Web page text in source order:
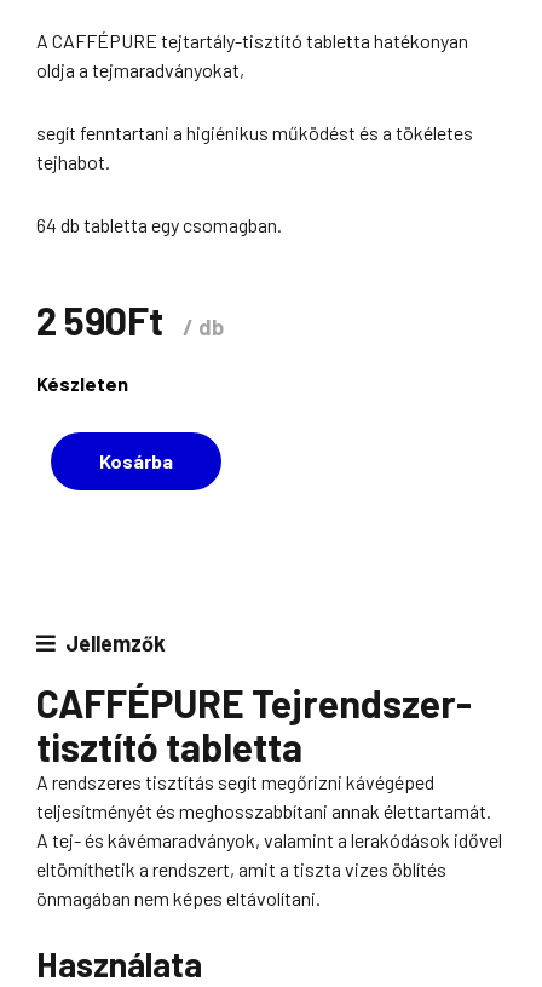
A CAFFÉPURE tejtartály-tisztító tabletta hatékonyan
oldja a tejmaradványokat,
segít fenntartani a higiénikus működést és a tökéletes
tejhabot.
64 db tabletta egy csomagban.
db
2 590Ft
Készleten
CAFFÉ
Tejhabtartály
tisztító
Kosárba
Jellemzők
CAFFÉPURE Tejrendszer-
tisztító tabletta
A rendszeres tisztítás segít megőrizni kávégéped
teljesítményét és meghosszabbítani annak élettartamát.
A tej- és kávémaradványok, valamint a lerakódások idővel
eltömíthetik a rendszert, amit a tiszta vizes öblítés
önmagában nem képes eltávolítani.
Használata